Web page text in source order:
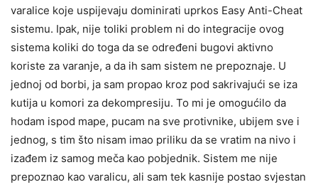
varalice koje uspijevaju dominirati uprkos Easy Anti-Cheat
sistemu. Ipak, nije toliki problem ni do integracije ovog
sistema koliki do toga da se određeni bugovi aktivno
koriste za varanje, a da ih sam sistem ne prepoznaje. U
jednoj od borbi, ja sam propao kroz pod sakrivajući se iza
kutija u komori za dekompresiju. To mi je omogućilo da
hodam ispod mape, pucam na sve protivnike, ubijem sve i
jednog, s tim što nisam imao priliku da se vratim na nivo i
izađem iz samog meča kao pobjednik. Sistem me nije
prepoznao kao varalicu, ali sam tek kasnije postao svjestan